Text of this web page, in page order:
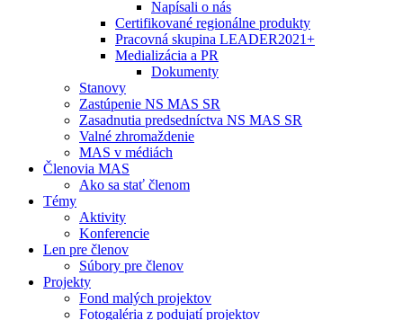
Napísali o nás
Certifikované regionálne produkty
Pracovná skupina LEADER2021+
Medializácia a PR
Dokumenty
Stanovy
Zastúpenie NS MAS SR
Zasadnutia predsedníctva NS MAS SR
Valné zhromaždenie
MAS v médiách
Členovia MAS
Ako sa stať členom
Témy
Aktivity
Konferencie
Len pre členov
Súbory pre členov
Projekty
Fond malých projektov
Fotogaléria z podujatí projektov